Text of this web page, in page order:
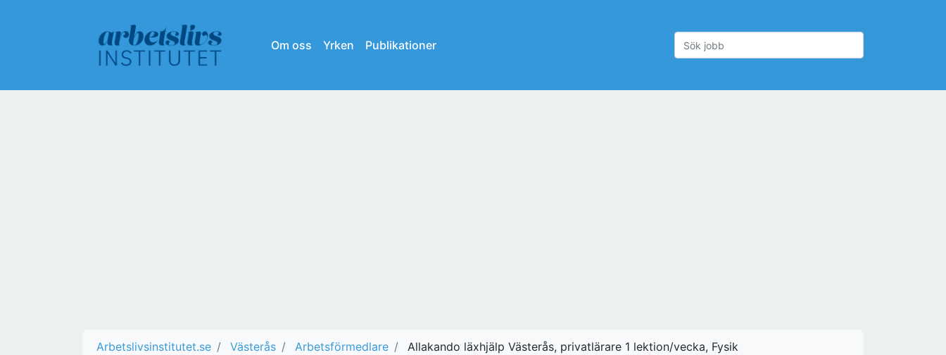
Om oss Yrken Publikationer
Arbetslivsinstitutet.se Västerås Arbetsförmedlare Allakando läxhjälp Västerås, privatlärare 1 lektion/vecka, Fysik